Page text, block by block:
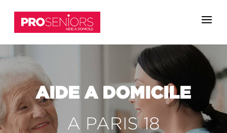
AIDE A DOMICILE
A PARIS 18